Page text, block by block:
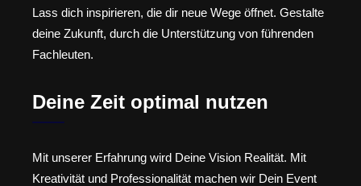
Lass dich inspirieren, die dir neue Wege öffnet. Gestalte
deine Zukunft, durch die Unterstützung von führenden
Fachleuten.
Deine Zeit optimal nutzen
Mit unserer Erfahrung wird Deine Vision Realität. Mit
Kreativität und Professionalität machen wir Dein Event